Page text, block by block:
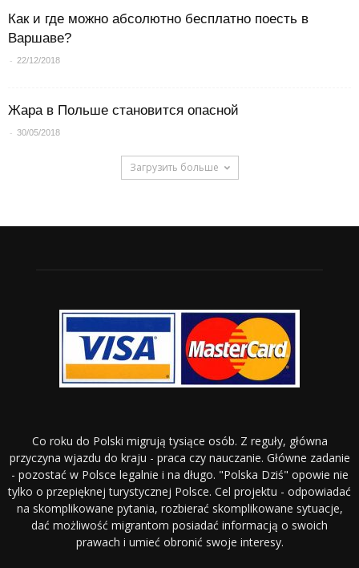
Как и где можно абсолютно бесплатно поесть в
Варшаве?
- 22/12/2018
Жара в Польше становится опасной
- 30/05/2018
Загрузить больше
Co roku do Polski migrują tysiące osób. Z reguły, główna
przyczyna wjazdu do kraju - praca czy nauczanie. Główne zadanie
- pozostać w Polsce legalnie i na długo. "Polska Dziś" opowie nie
tylko o przepięknej turystycznej Polsce. Cel projektu - odpowiadać
na skomplikowane pytania, rozbierać skomplikowane sytuacje,
dać możliwość migrantom posiadać informacją o swoich
prawach i umieć obronić swoje interesy.